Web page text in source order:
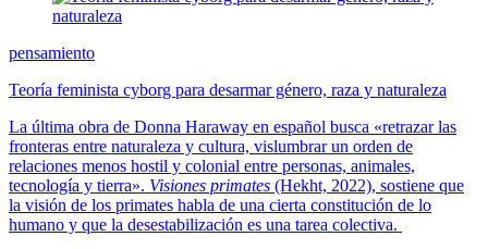
pensamiento
Teoría feminista cyborg para desarmar género, raza y naturaleza
La última obra de Donna Haraway en español busca «retrazar las
fronteras entre naturaleza y cultura, vislumbrar un orden de
relaciones menos hostil y colonial entre personas, animales,
tecnología y tierra». Visiones primates (Hekht, 2022), sostiene que
la visión de los primates habla de una cierta constitución de lo
humano y que la desestabilización es una tarea colectiva.